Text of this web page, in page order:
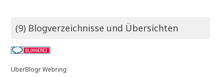
(9) Blogverzeichnisse und Übersichten
UberBlogr Webring